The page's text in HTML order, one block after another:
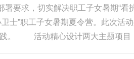
求，切实解决职工子女暑期“看
士”职工子女暑期夏令营。此次
。 活动精心设计两大主题项目